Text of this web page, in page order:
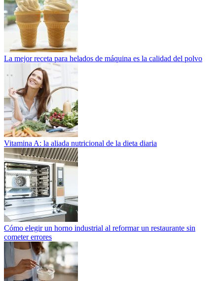
La mejor receta para helados de máquina es la calidad del polvo
Vitamina A: la aliada nutricional de la dieta diaria
Cómo elegir un horno industrial al reformar un restaurante sin
cometer errores